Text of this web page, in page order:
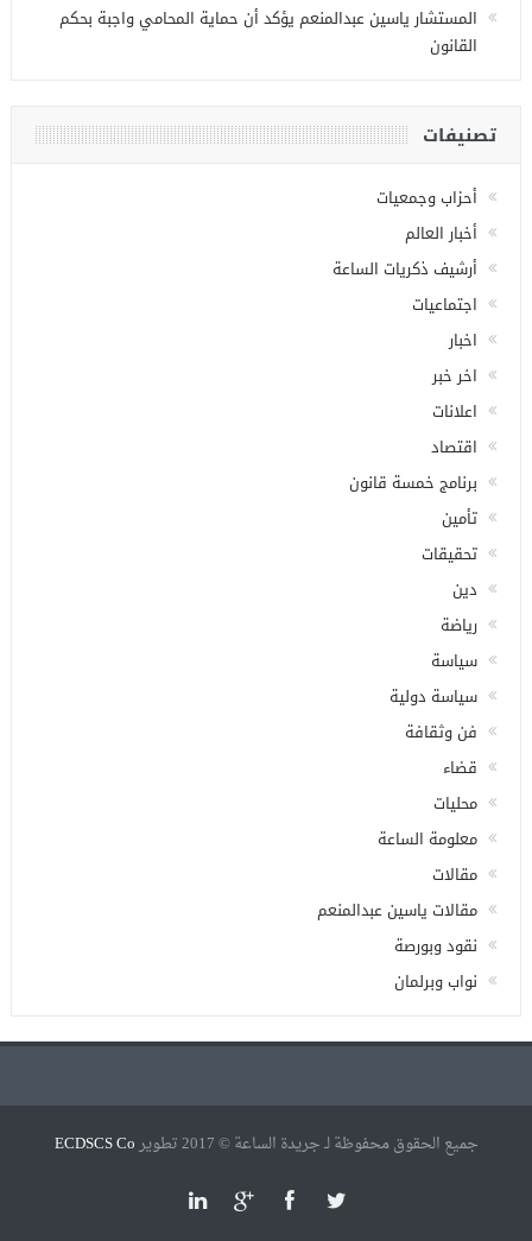
المستشار ياسين عبدالمنعم يؤكد أن حماية المحامي واجبة بحكم
القانون
تصنيفات
أحزاب وجمعيات
أخبار العالم
أرشيف ذكريات الساعة
اجتماعيات
اخبار
اخر خبر
اعلانات
اقتصاد
برنامج خمسة قانون
تأمين
تحقيقات
دين
رياضة
سياسة
سياسة دولية
فن وثقافة
قضاء
محليات
معلومة الساعة
مقالات
مقالات ياسين عبدالمنعم
نقود وبورصة
نواب وبرلمان
جميع الحقوق محفوظة لـ جريدة الساعة © 2017 تطوير ECDSCS Co